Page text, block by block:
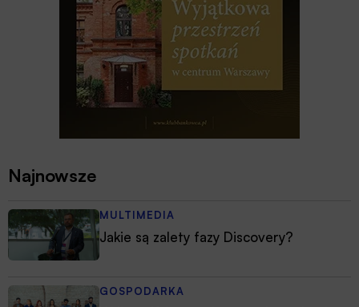
Najnowsze
MULTIMEDIA
Jakie są zalety fazy Discovery?
GOSPODARKA